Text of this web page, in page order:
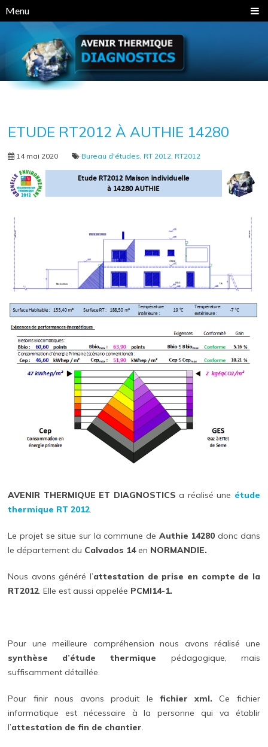
Menu
ETUDE RT2012 À AUTHIE 14280
14 mai 2020 Bureau d'études RT 2012 RT2012
AVENIR THERMIQUE ET DIAGNOSTICS a réalisé une étude
thermique RT 2012
Le projet se situe sur la commune de Authie 14280donc dans
le département du Calvados 14en NORMANDIE.
Nous avons généré l’attestation de prise en compte de la
RT2012 . Elle est aussi appelée PCMI14-1.
Pour une meilleure compréhension nous avons réalisé une
synthèse d’étude thermique pédagogique, mais
suffisamment détaillée.
Pour finir nous avons produit le fichier xml. Ce fichier
informatique est nécessaire à la personne qui va établir
l’attestation de fin de chantier
Panneau de gestion des cookies